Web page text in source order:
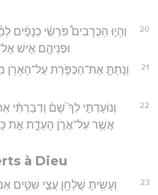
20
וְהָי֣וּ הַכְּרֻבִים֩ פֹּרְשֵׂ֨י כְנָפַ֜יִם
וּפְנֵיהֶ֖ם אִ֣ישׁ
21
וְנָתַתָּ֧ אֶת־הַכַּפֹּ֛רֶת עַל־הָאָרֹ֖ן
22
וְנוֹעַדְתִּ֣י לְךָ֮ שָׁם֒ וְדִבַּרְתִּ֨י
אֲשֶׁ֖ר עַל־אֲרֹ֣ן הָעֵדֻ֑ת אֵ֣ת
à Dieu
23
וְעָשִׂ֥יתָ שֻׁלְחָ֖ן עֲצֵ֣י שִׁטִּ֑ים